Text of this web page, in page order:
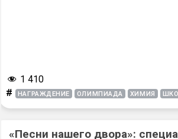
1 410
# НАГРАЖДЕНИЕ ОЛИМПИАДА ХИМИЯ
«Песни нашего двора»: